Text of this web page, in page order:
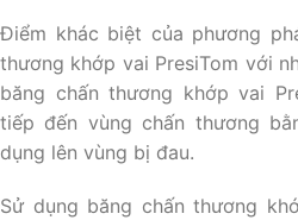
Điểm khác biệt của phương
thương khớp vai PresiTom với
băng chấn thương khớp vai
tiếp đến vùng chấn thương
dụng lên vùng bị đau.
Sử dụng băng chấn thương